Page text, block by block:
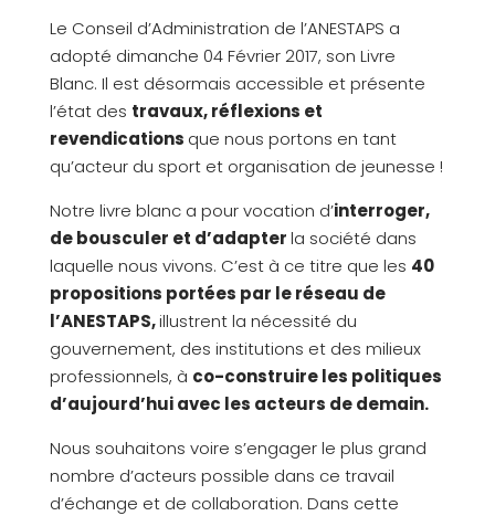
Le Conseil d’Administration de l’ANESTAPS a
adopté dimanche 04 Février 2017, son Livre
Blanc. Il est désormais accessible et présente
l’état des travaux, réflexions et
revendications que nous portons en tant
qu’acteur du sport et organisation de jeunesse !
Notre livre blanc a pour vocation d’interroger,
de bousculer et d’adapterla société dans
laquelle nous vivons. C’est à ce titre que les 40
propositions portées par le réseau de
l’ANESTAPS,illustrent la nécessité du
gouvernement, des institutions et des milieux
professionnels, à co-construire les politiques
d’aujourd’hui avec les acteurs de demain.
Nous souhaitons voire s’engager le plus grand
nombre d’acteurs possible dans ce travail
d’échange et de collaboration. Dans cette